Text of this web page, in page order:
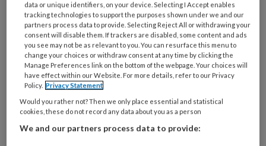
zijn, roept de term ‘psychodynamische
groepstherapie’ ongetwijfeld vragen op.
Welnu, dé psychoanalyse, dé
psychoanalytische psychotherapie of dé
psychodynamische therapie bestaan niet; er
zijn diverse ‘stromingen’, ‘scholen’ en
‘richtingen’ die zich in hun behandelmodellen
op één of meerdere van de stam70therapieën
baseren. Die verscheidenheid kan een rijkdom
data or unique identifiers, on your device. Selecting I Accept enables
tracking technologies to support the purposes shown under we and our
partners process data to provide. Selecting Reject All or withdrawing your
consent will disable them. If trackers are disabled, some content and ads
you see may not be as relevant to you. You can resurface this menu to
change your choices or withdraw consent at any time by clicking the
Manage Preferences link on the bottom of the webpage. Your choices will
have effect within our Website. For more details, refer to our Privacy
Policy. Privacy Statement
Would you rather not? Then we only place essential and statistical
cookies, these do not record any data about you as a person
We and our partners process data to provide: